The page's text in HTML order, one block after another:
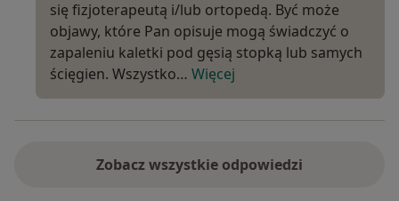
się fizjoterapeutą i/lub ortopedą. Być może
objawy, które Pan opisuje mogą świadczyć o
zapaleniu kaletki pod gęsią stopką lub samych
ścięgien. Wszystko… Więcej
Zobacz wszystkie odpowiedzi